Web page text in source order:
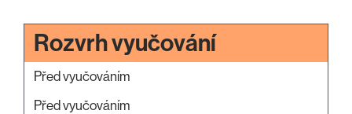
Rozvrh vyučování
Před vyučováním
Před vyučováním